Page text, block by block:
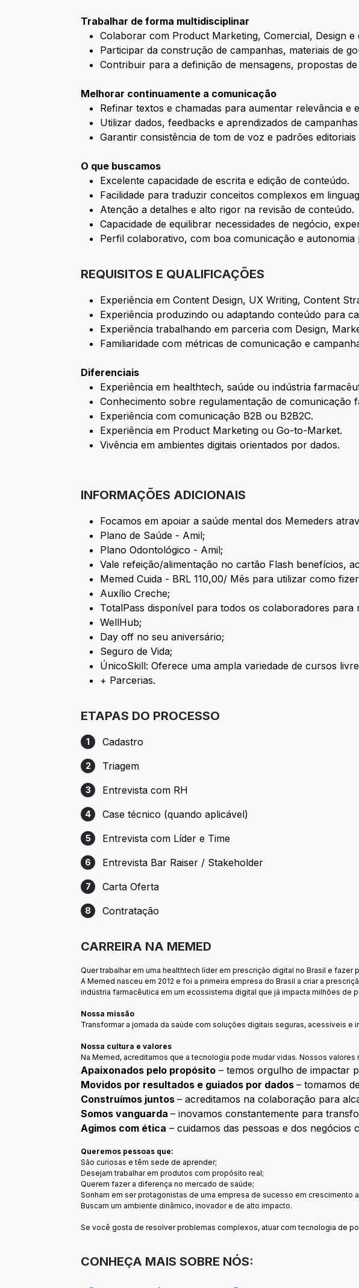
Trabalhar de forma multidisciplinar
Colaborar com Product Marketing, Comercial, Design e
Participar da construção de campanhas, materiais de
Contribuir para a definição de mensagens, propostas
Melhorar continuamente a comunicação
Refinar textos e chamadas para aumentar relevância e
Utilizar dados, feedbacks e aprendizados de
Garantir consistência de tom de voz e padrões editoriais
O que buscamos
Excelente capacidade de escrita e edição de conteúdo.
Facilidade para traduzir conceitos complexos em
Atenção a detalhes e alto rigor na revisão de conteúdo.
Capacidade de equilibrar necessidades de negócio,
Perfil colaborativo, com boa comunicação e
REQUISITOS E QUALIFICAÇÕES
Experiência em Content Design, UX Writing, Content
Experiência produzindo ou adaptando conteúdo para
Experiência trabalhando em parceria com Design,
Familiaridade com métricas de comunicação e
Diferenciais
Experiência em healthtech, saúde ou indústria
Conhecimento sobre regulamentação de comunicação
Experiência com comunicação B2B ou B2B2C.
Experiência em Product Marketing ou Go-to-Market.
Vivência em ambientes digitais orientados por dados.
INFORMAÇÕES ADICIONAIS
Focamos em apoiar a saúde mental dos Memeders
Plano de Saúde - Amil;
Plano Odontológico - Amil;
Vale refeição/alimentação no cartão Flash benefícios,
Memed Cuida - BRL 110,00/ Mês para utilizar como
Auxílio Creche;
TotalPass disponível para todos os colaboradores
WellHub;
Day off no seu aniversário;
Seguro de Vida;
ÚnicoSkill: Oferece uma ampla variedade de cursos
+ Parcerias.
ETAPAS DO PROCESSO
Etapa 1: Cadastro
1 Cadastro
Etapa 2: Triagem
2 Triagem
Etapa 3: Entrevista com RH
3 Entrevista com RH
Etapa 4: Case técnico (quando aplicável)
4 Case técnico (quando aplicável)
Etapa 5: Entrevista com Líder e Time
5 Entrevista com Líder e Time
Etapa 6: Entrevista Bar Raiser / Stakeholder
6 Entrevista Bar Raiser / Stakeholder
Etapa 7: Carta Oferta
7 Carta Oferta
Etapa 8: Contratação
8 Contratação
CARREIRA NA MEMED
Quer trabalhar em uma healthtech líder em prescrição digital no Brasil e
A Memed nasceu em 2012 e foi a primeira empresa do Brasil a criar a
indústria farmacêutica em um ecossistema digital que já impacta milhões de
Nossa missão
Transformar a jornada da saúde com soluções digitais seguras, acessíveis
Nossa cultura e valores
Na Memed, acreditamos que a tecnologia pode mudar vidas. Nossos valores
Apaixonados pelo propósito – temos orgulho de impactar
Movidos por resultados e guiados por dados– tomamos
Construímos juntos– acreditamos na colaboração para
Somos vanguarda– inovamos constantemente para
Agimos com ética – cuidamos das pessoas e dos negócios
Queremos pessoas que:
São curiosas e têm sede de aprender;
Desejam trabalhar em produtos com propósito real;
Querem fazer a diferença no mercado de saúde;
Sonham em ser protagonistas de uma empresa de sucesso em crescimento
Buscam um ambiente dinâmico, inovador e de alto impacto.
Se você gosta de resolver problemas complexos, atuar com tecnologia de
CONHEÇA MAIS SOBRE NÓS: